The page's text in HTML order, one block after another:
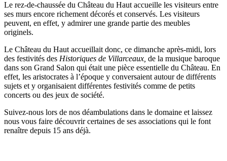
Le rez-de-chaussée du Château du Haut accueille les visiteurs entre
ses murs encore richement décorés et conservés. Les visiteurs
peuvent, en effet, y admirer une grande partie des meubles
originels.
Le Château du Haut accueillait donc, ce dimanche après-midi, lors
des festivités des Historiques de Villarceaux, de la musique baroque
dans son Grand Salon qui était une pièce essentielle du Château. En
effet, les aristocrates à l’époque y conversaient autour de différents
sujets et y organisaient différentes festivités comme de petits
concerts ou des jeux de société.
Suivez-nous lors de nos déambulations dans le domaine et laissez
nous vous faire découvrir certaines de ses associations qui le font
renaître depuis 15 ans déjà.